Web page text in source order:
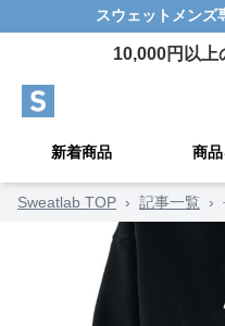
スウェットメンズ
10,000円以上
新着商品 商
Sweatlab TOP › 記事一覧 ›